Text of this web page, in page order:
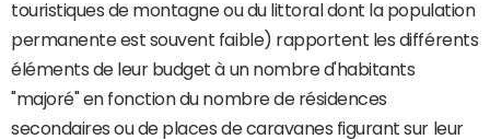
touristiques de montagne ou du littoral dont la population
permanente est souvent faible) rapportent les différents
éléments de leur budget à un nombre d'habitants
"majoré" en fonction du nombre de résidences
secondaires ou de places de caravanes figurant sur leur